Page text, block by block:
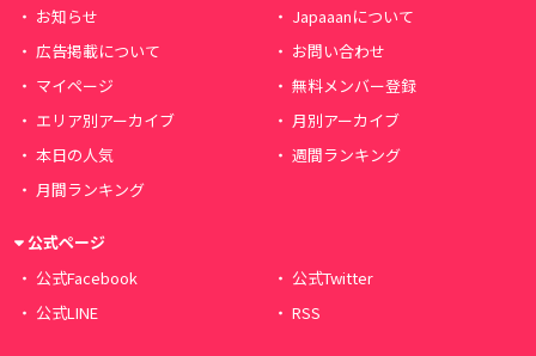
お知らせ
Japaaanについて
広告掲載について
お問い合わせ
マイページ
無料メンバー登録
エリア別アーカイブ
月別アーカイブ
本日の人気
週間ランキング
月間ランキング
公式ページ
公式Facebook
公式Twitter
公式LINE
RSS